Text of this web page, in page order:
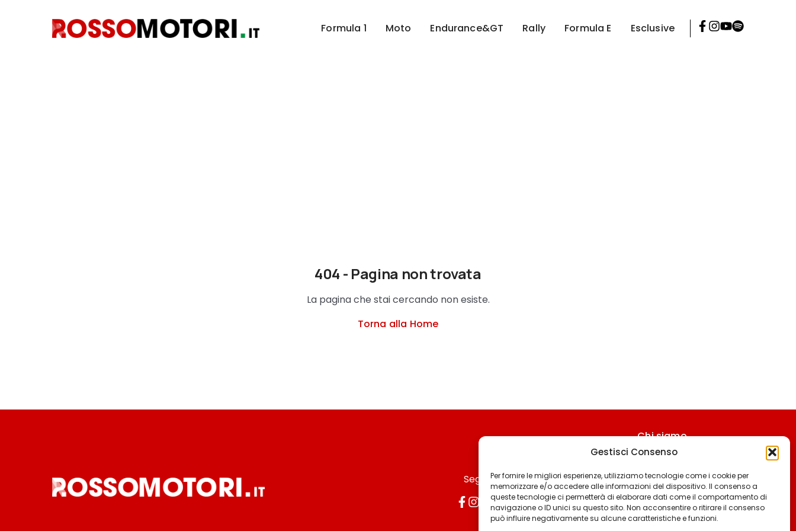
Gestisci Consenso
Per fornire le migliori esperienze, utilizziamo tecnologie come i cookie per
memorizzare e/o accedere alle informazioni del dispositivo. Il consenso a
queste tecnologie ci permetterà di elaborare dati come il comportamento di
navigazione o ID unici su questo sito. Non acconsentire o ritirare il consenso
può influire negativamente su alcune caratteristiche e funzioni.
Formula 1 Moto Endurance&GT Rally Formula E Esclusive
404 - Pagina non trovata
La pagina che stai cercando non esiste.
Torna alla Home
Seguici
Chi siamo
Contattaci
Termini & Condizioni
Cookie policy
Privacy policy